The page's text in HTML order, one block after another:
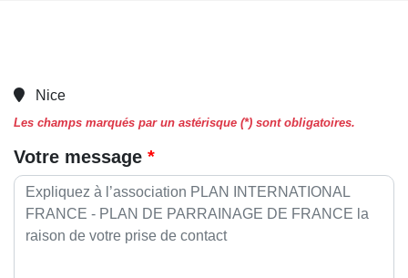
Nice
Les champs marqués par un astérisque (*) sont obligatoires.
Votre message